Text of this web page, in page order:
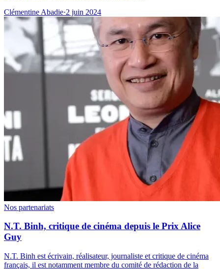
Clémentine Abadie·2 juin 2024
Nos partenariats
N.T. Binh, critique de cinéma depuis le Prix Alice
Guy
N.T. Binh est écrivain, réalisateur, journaliste et critique de cinéma
français, il est notamment membre du comité de rédaction de la